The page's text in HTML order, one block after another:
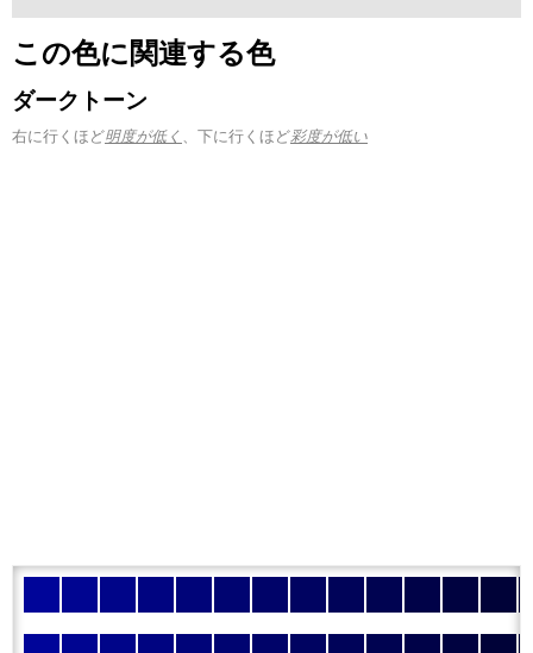
この色に関連する色
ダークトーン
右に行くほど明度が低く 、下に行くほど彩度が低い